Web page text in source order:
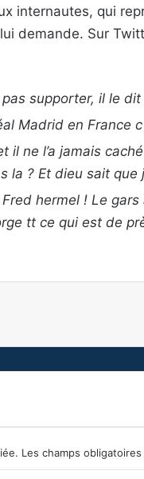
internautes, qui
demande. Sur
pas supporter, il le
Madrid en France
il ne l’a jamais
la ? Et dieu sait que
hermel ! Le
tt ce qui est de
Les champs